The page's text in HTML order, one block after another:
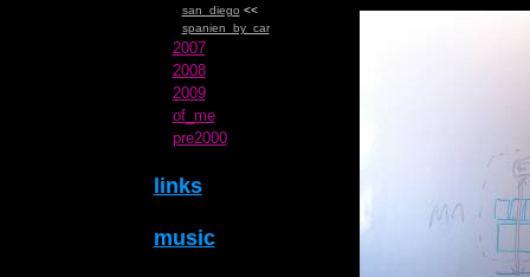
san_diego <<
spanien_by_car
2007
2008
2009
of_me
pre2000
links
music